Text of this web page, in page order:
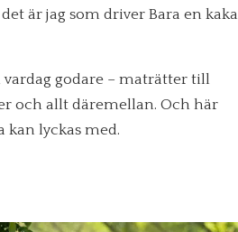
är jag som driver Bara en kaka
godare – maträtter till
och allt däremellan. Och här
kan lyckas med.